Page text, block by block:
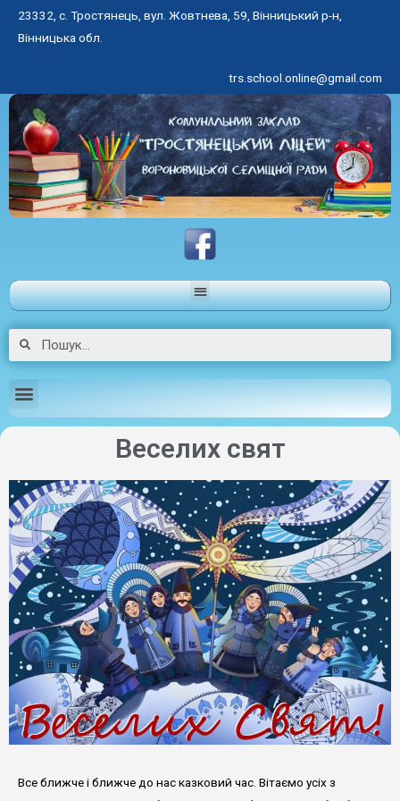
23332, с. Тростянець, вул. Жовтнева, 59, Вінницький р-н,
Вінницька обл.
trs.school.online@gmail.com
Веселих свят
Все ближче і ближче до нас казковий час. Вітаємо усіх з